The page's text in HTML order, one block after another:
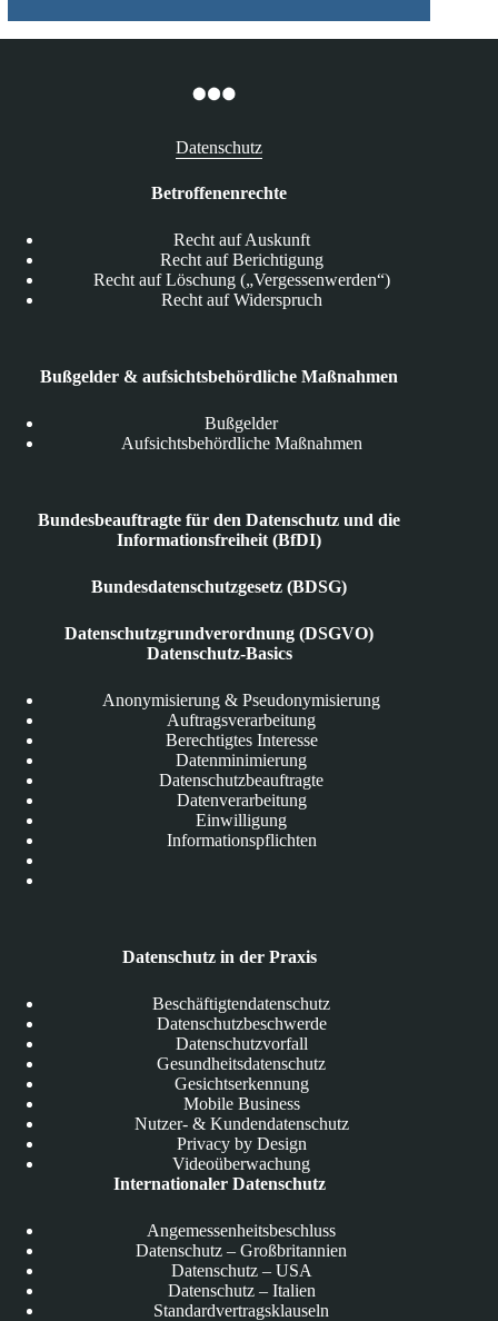
Datenschutz
Betroffenenrechte
Recht auf Auskunft
Recht auf Berichtigung
Recht auf Löschung („Vergessenwerden“)
Recht auf Widerspruch
Bußgelder & aufsichtsbehördliche Maßnahmen
Bußgelder
Aufsichtsbehördliche Maßnahmen
Bundesbeauftragte für den Datenschutz und die
Informationsfreiheit (BfDI)
Bundesdatenschutzgesetz (BDSG)
Datenschutzgrundverordnung (DSGVO)
Datenschutz-Basics
Anonymisierung & Pseudonymisierung
Auftragsverarbeitung
Berechtigtes Interesse
Datenminimierung
Datenschutzbeauftragte
Datenverarbeitung
Einwilligung
Informationspflichten
Datenschutz in der Praxis
Beschäftigtendatenschutz
Datenschutzbeschwerde
Datenschutzvorfall
Gesundheitsdatenschutz
Gesichtserkennung
Mobile Business
Nutzer- & Kundendatenschutz
Privacy by Design
Videoüberwachung
Internationaler Datenschutz
Angemessenheitsbeschluss
Datenschutz – Großbritannien
Datenschutz – USA
Datenschutz – Italien
Standardvertragsklauseln